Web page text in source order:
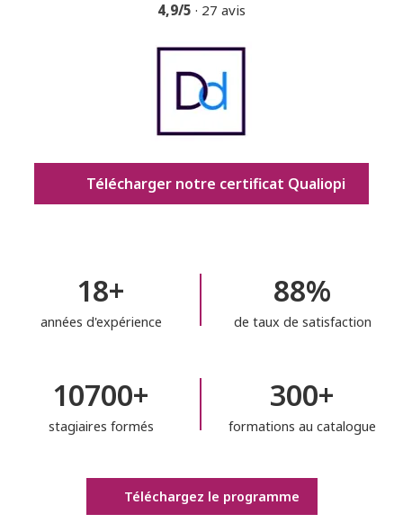
4,9/5 · 27 avis
Télécharger notre certificat Qualiopi
18+
années d'expérience
88%
de taux de satisfaction
10700+
stagiaires formés
300+
formations au catalogue
Téléchargez le programme